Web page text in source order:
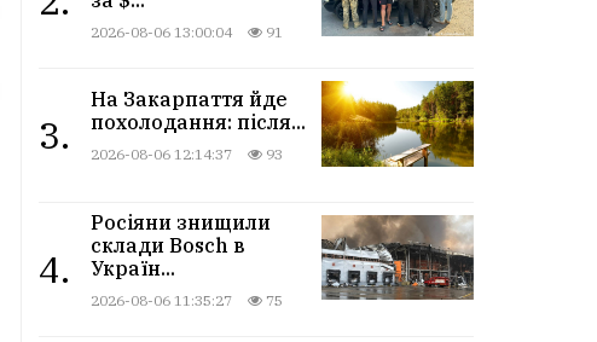
2026-08-06 13:00:04 91
3.
На Закарпаття йде
похолодання: після...
2026-08-06 12:14:37 93
4.
Росіяни знищили
склади Bosch в
Україн...
2026-08-06 11:35:27 75